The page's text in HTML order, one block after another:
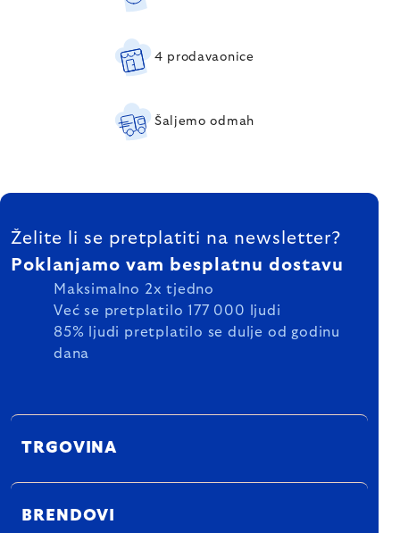
4 prodavaonice
Šaljemo odmah
FOOTER
Želite li se pretplatiti na newsletter?
Poklanjamo vam besplatnu dostavu
Maksimalno 2x tjedno
Već se pretplatilo 177 000 ljudi
85% ljudi pretplatilo se dulje od godinu
dana
TRGOVINA
BRENDOVI